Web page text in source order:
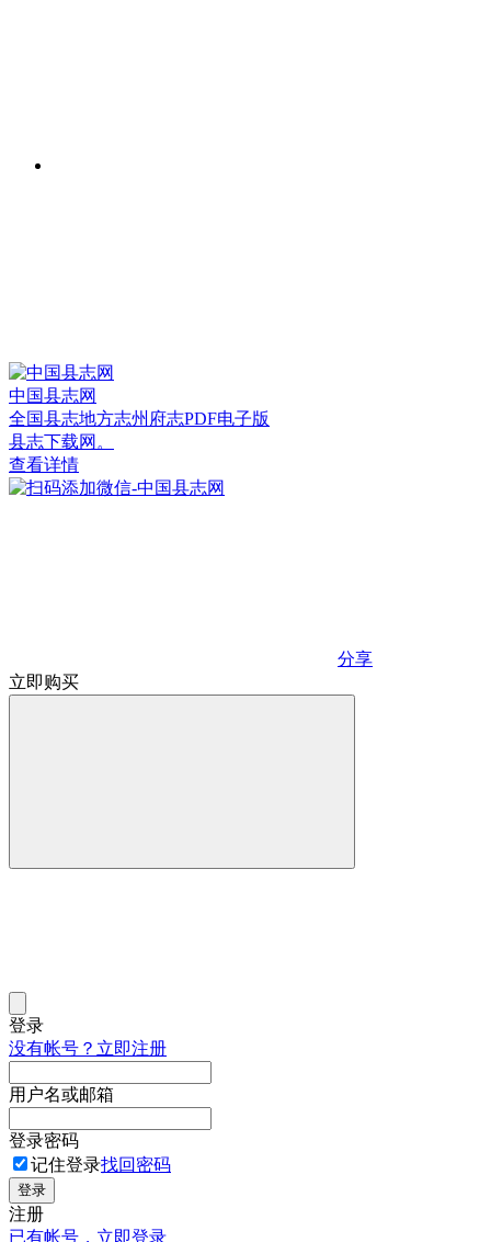
中国县志网
全国县志地方志州府志PDF电子版
县志下载网。
查看详情
分享
立即购买
登录
没有帐号？立即注册
用户名或邮箱
登录密码
记住登录找回密码
登录
注册
已有帐号，立即登录